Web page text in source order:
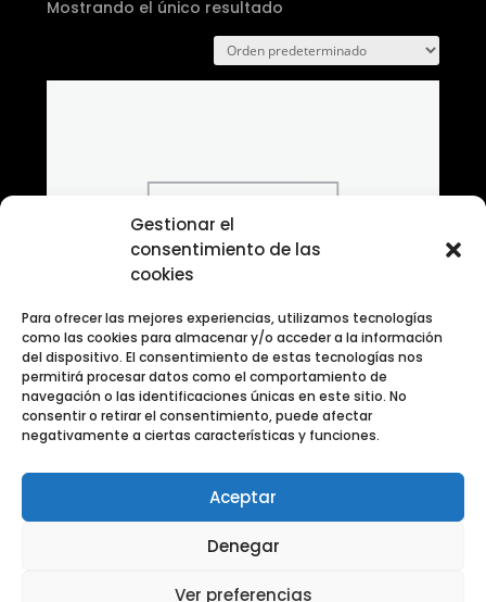
Gestionar el
consentimiento de las
cookies
Para ofrecer las mejores experiencias, utilizamos tecnologías
como las cookies para almacenar y/o acceder a la información
del dispositivo. El consentimiento de estas tecnologías nos
permitirá procesar datos como el comportamiento de
navegación o las identificaciones únicas en este sitio. No
consentir o retirar el consentimiento, puede afectar
negativamente a ciertas características y funciones.
Aceptar
Denegar
Ver preferencias
Mostrando el único resultado
Banco de Fotografias ANIMALES